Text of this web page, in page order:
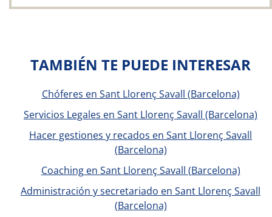
TAMBIÉN TE PUEDE INTERESAR
Chóferes en Sant Llorenç Savall (Barcelona)
Servicios Legales en Sant Llorenç Savall (Barcelona)
Hacer gestiones y recados en Sant Llorenç Savall
(Barcelona)
Coaching en Sant Llorenç Savall (Barcelona)
Administración y secretariado en Sant Llorenç Savall
(Barcelona)